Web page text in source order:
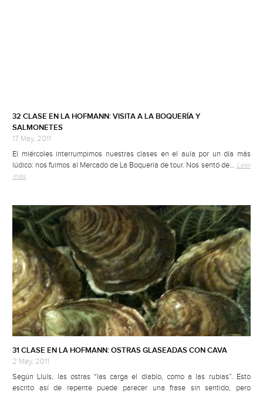
32 CLASE EN LA HOFMANN: VISITA A LA BOQUERÍA Y
SALMONETES
17 May, 2011
El miércoles interrumpimos nuestras clases en el aula por un día más
lúdico: nos fuimos al Mercado de La Boquería de tour. Nos sentó de… Leer
más
31 CLASE EN LA HOFMANN: OSTRAS GLASEADAS CON CAVA
2 May, 2011
Según Lluís, las ostras “las carga el diablo, como a las rubias”. Esto
escrito así de repente puede parecer una frase sin sentido, pero